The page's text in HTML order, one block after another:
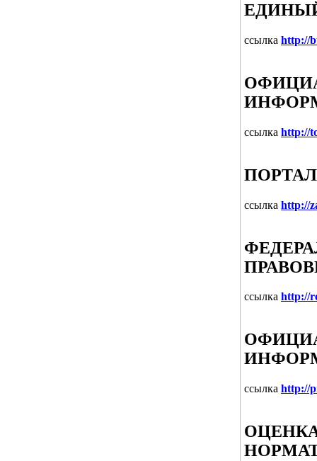
ссылка http://
ссылка http://
ссылка http://
ссылка http://
ссылка http://